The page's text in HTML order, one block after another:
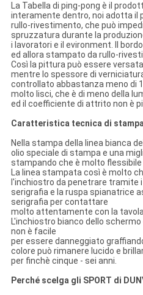
La Tabella di ping-pong è il
interamente dentro, noi adotta il
rullo-rivestimento, che può
spruzzatura durante la
i lavoratori e il evironment. Il
ed allora stampato da rullo-
Così la pittura può essere
mentre lo spessore di
controllato abbastanza meno di
molto lisci, che è di meno della
ed il coefficiente di attrito non è
Caratteristica tecnica di
Nella stampa della linea bianca
olio speciale di stampa e una
stampando che è molto
La linea stampata così è molto
l'inchiostro da penetrare tramite
serigrafia e la ruspa spianatrice
serigrafia per contattare
molto attentamente con la
L'inchiostro bianco dello
non è facile
per essere danneggiato
colore può rimanere lucido e
per finchè cinque - sei anni.
Perché scelga gli SPORT di